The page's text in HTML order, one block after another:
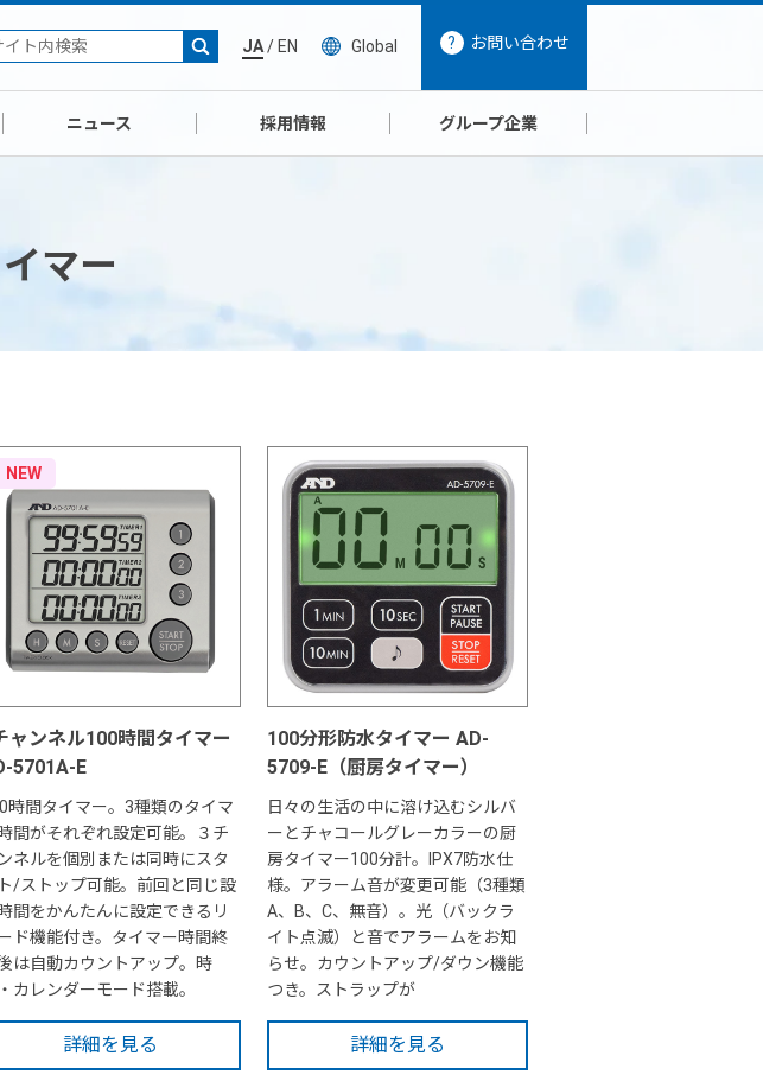
JA/ EN Global お問い合わせ
ニュース 採用情報 グループ企業
マー
NEW
ャンネル100時間タイマー
5701A-E
時間タイマー。3種類のタイマ
間がそれぞれ設定可能。３チ
ネルを個別または同時にスタ
/ストップ可能。前回と同じ設
間をかんたんに設定できるリ
ド機能付き。タイマー時間終
は自動カウントアップ。時
カレンダーモード搭載。
詳細を見る
100分形防水タイマー AD-
5709-E（厨房タイマー）
日々の生活の中に溶け込むシルバ
ーとチャコールグレーカラーの厨
房タイマー100分計。IPX7防水仕
様。アラーム音が変更可能（3種類
A、B、C、無音）。光（バックラ
イト点滅）と音でアラームをお知
らせ。カウントアップ/ダウン機能
つき。ストラップが
詳細を見る